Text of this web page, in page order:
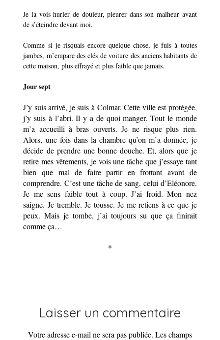
Je la vois hurler de douleur, pleurer dans son malheur avant
de s’éteindre devant moi.
Comme si je risquais encore quelque chose, je fuis à toutes
jambes, m’empare des clés de voiture des anciens habitants de
cette maison, plus effrayé et plus faible que jamais.
Jour sept
J’y suis arrivé, je suis à Colmar. Cette ville est protégée,
j’y suis à l’abri. Il y a de quoi manger. Tout le monde
m’a accueilli à bras ouverts. Je ne risque plus rien.
Alors, une fois dans la chambre qu’on m’a donnée, je
décide de prendre une bonne douche. Et, alors que je
retire mes vêtements, je vois une tâche que j’essaye tant
bien que mal de faire partir en frottant avant de
comprendre. C’est une tâche de sang, celui d’Eléonore.
Je me sens faible tout à coup. J’ai froid. Mon nez
saigne. Je tremble. Je tousse. Je me retiens à ce que je
peux. Mais je tombe, j’ai toujours su que ça finirait
comme ça…
*
Laisser un commentaire
Votre adresse e-mail ne sera pas publiée. Les champs